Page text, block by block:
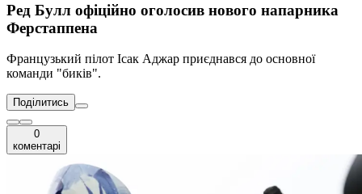
Ред Булл офіційно оголосив нового напарника
Ферстаппена
Французький пілот Ісак Аджар приєднався до основної
команди "биків".
Поділитись
0
коментарі